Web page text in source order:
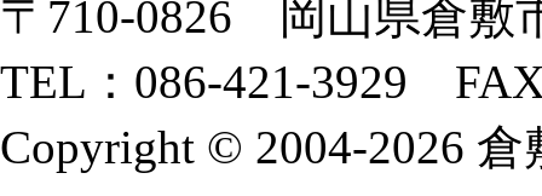
〒710-0826 岡山県倉敷
TEL：086-421-3929
Copyright © 2004-2026 倉